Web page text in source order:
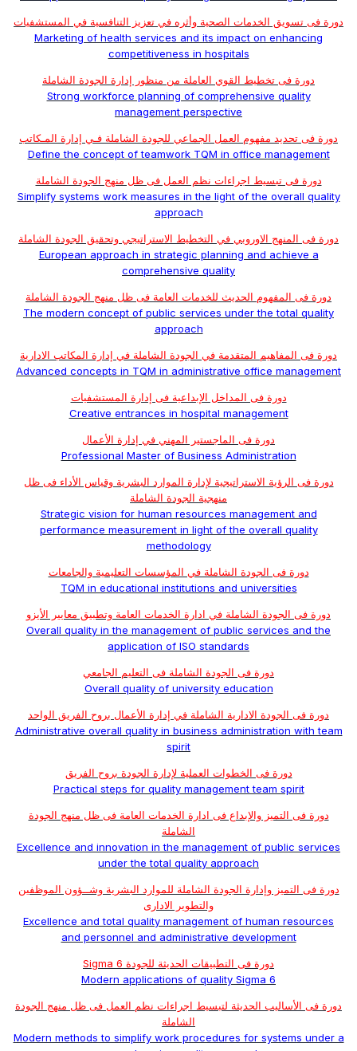
دورة فى تسويق الخدمات الصحية وأثره في تعزيز التنافسية في المستشفيات
Marketing of health services and its impact on enhancing
competitiveness in hospitals
دورة فى تخطيط القوي العاملة من منظور إدارة الجودة الشاملة
Strong workforce planning of comprehensive quality
management perspective
دورة فى تحديد مفهوم العمل الجماعي للجودة الشاملة فـي إدارة المـكاتب
Define the concept of teamwork TQM in office management
دورة فى تبسيط اجراءات نظم العمل فى ظل منهج الجودة الشاملة
Simplify systems work measures in the light of the overall quality
approach
دورة فى المنهج الاوروبي في التخطيط الاستراتيجي وتحقيق الجودة الشاملة
European approach in strategic planning and achieve a
comprehensive quality
دورة فى المفهوم الحديث للخدمات العامة فى ظل منهج الجودة الشاملة
The modern concept of public services under the total quality
approach
دورة فى المفاهيم المتقدمة في الجودة الشاملة في إدارة المكاتب الادارية
Advanced concepts in TQM in administrative office management
دورة فى المداخل الإبداعية فى إدارة المستشفيات
Creative entrances in hospital management
دورة فى الماجستير المهني في إدارة الأعمال
Professional Master of Business Administration
دورة فى الرؤية الاستراتيجية لإدارة الموارد البشرية وقياس الأداء فى ظل
منهجية الجودة الشاملة
Strategic vision for human resources management and
performance measurement in light of the overall quality
methodology
دورة فى الجودة الشاملة في المؤسسات التعليمية والجامعات
TQM in educational institutions and universities
دورة فى الجودة الشاملة في ادارة الخدمات العامة وتطبيق معايير الأيزو
Overall quality in the management of public services and the
application of ISO standards
دورة فى الجودة الشاملة فى التعليم الجامعي
Overall quality of university education
دورة فى الجودة الادارية الشاملة في إدارة الأعمال بروح الفريق الواحد
Administrative overall quality in business administration with team
spirit
دورة فى الخطوات العملية لإدارة الجودة بروح الفريق
Practical steps for quality management team spirit
دورة فى التميز والإبداع فى ادارة الخدمات العامة فى ظل منهج الجودة
الشاملة
Excellence and innovation in the management of public services
under the total quality approach
دورة فى التميز وإدارة الجودة الشاملة للموارد البشرية وشــؤون الموظفين
والتطوير الادارى
Excellence and total quality management of human resources
and personnel and administrative development
دورة فى التطبيقات الحديثة للجودة Sigma 6
Modern applications of quality Sigma 6
دورة فى الأساليب الحديثة لتبسيط اجراءات نظم العمل فى ظل منهج الجودة
الشاملة
Modern methods to simplify work procedures for systems under a